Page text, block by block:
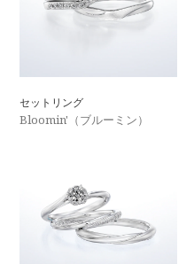
セットリング
Bloomin'（ブルーミン）